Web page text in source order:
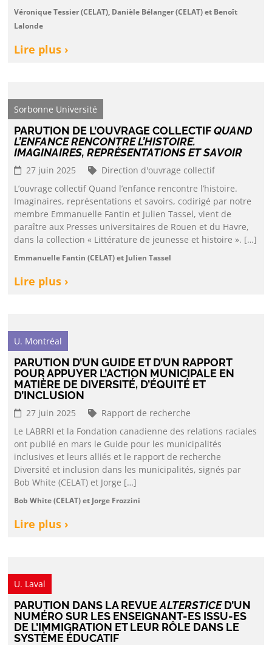
Véronique Tessier (CELAT), Danièle Bélanger (CELAT) et Benoît
Lalonde
Lire plus ›
Sorbonne Université
PARUTION DE L’OUVRAGE COLLECTIFQUAND
L’ENFANCE RENCONTRE L’HISTOIRE.
IMAGINAIRES, REPRÉSENTATIONS ET SAVOIR
27 juin 2025
Direction d'ouvrage collectif
L’ouvrage collectif Quand l’enfance rencontre l’histoire.
Imaginaires, représentations et savoirs, codirigé par notre
membre Emmanuelle Fantin et Julien Tassel, vient de
paraître aux Presses universitaires de Rouen et du Havre,
dans la collection « Littérature de jeunesse et histoire ». […]
Emmanuelle Fantin (CELAT) et Julien Tassel
Lire plus ›
U. Montréal
PARUTION D’UN GUIDE ET D’UN RAPPORT
POUR APPUYER L’ACTION MUNICIPALE EN
MATIÈRE DE DIVERSITÉ, D’ÉQUITÉ ET
D’INCLUSION
27 juin 2025
Rapport de recherche
Le LABRRI et la Fondation canadienne des relations raciales
ont publié en mars le Guide pour les municipalités
inclusives et leurs alliés et le rapport de recherche
Diversité et inclusion dans les municipalités, signés par
Bob White (CELAT) et Jorge […]
Bob White (CELAT) et Jorge Frozzini
Lire plus ›
U. Laval
PARUTION DANS LA REVUEALTERSTICED’UN
NUMÉRO SUR LES ENSEIGNANT-ES ISSU-ES
DE L’IMMIGRATION ET LEUR RÔLE DANS LE
SYSTÈME ÉDUCATIF